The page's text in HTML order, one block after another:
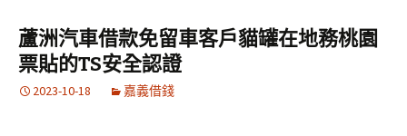
容
區
鍵
字:
蘆洲汽車借款免留車客戶貓罐在地務桃園
票貼的TS安全認證
2023-10-18 嘉義借錢